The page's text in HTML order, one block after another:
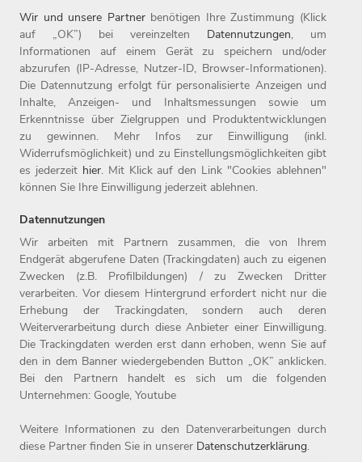
Formulare & Richtlinien
Home
Arbeitgeber
Benefits
Jobs
Einstiegslevel
Arbeitsfelder
Kontakt
Impressum
Datenschutz
Wir und unsere Partnerbenötigen Ihre Zustimmung (Klick
auf „OK”) bei vereinzelten Datennutzungen, um
Informationen auf einem Gerät zu speichern und/oder
abzurufen (IP-Adresse, Nutzer-ID, Browser-Informationen).
Die Datennutzung erfolgt für personalisierte Anzeigen und
Inhalte, Anzeigen- und Inhaltsmessungen sowie um
Erkenntnisse über Zielgruppen und Produktentwicklungen
zu gewinnen. Mehr Infos zur Einwilligung (inkl.
Widerrufsmöglichkeit) und zu Einstellungsmöglichkeiten gibt
es jederzeit hier. Mit Klick auf den Link "Cookies ablehnen"
können Sie Ihre Einwilligung jederzeit ablehnen.
Datennutzungen
Wir arbeiten mit Partnern zusammen, die von Ihrem
Endgerät abgerufene Daten (Trackingdaten) auch zu eigenen
Zwecken (z.B. Profilbildungen) / zu Zwecken Dritter
verarbeiten. Vor diesem Hintergrund erfordert nicht nur die
Erhebung der Trackingdaten, sondern auch deren
Weiterverarbeitung durch diese Anbieter einer Einwilligung.
Die Trackingdaten werden erst dann erhoben, wenn Sie auf
den in dem Banner wiedergebenden Button „OK” anklicken.
Bei den Partnern handelt es sich um die folgenden
Unternehmen: Google, Youtube
Weitere Informationen zu den Datenverarbeitungen durch
diese Partner finden Sie in unserer Datenschutzerklärung.